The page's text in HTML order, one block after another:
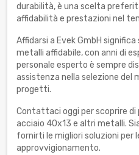
durabilità, è una scelta
affidabilità e prestazioni nel
Affidarsi a Evek GmbH
metalli affidabile, con anni di
personale esperto è sempre
assistenza nella selezione del
progetti.
Contattaci oggi per scoprire di
acciaio 40x13 e altri metalli.
fornirti le migliori soluzioni per
approvvigionamento.